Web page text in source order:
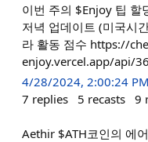
이번 주의 $Enjoy 팁 할
저녁 업데이트 (미국시
라 활동 점수 https://
enjoy.vercel.app/api/
4/28/2024, 2:00:24 PM
7 replies 5 recasts 9
Aethir $ATH코인의 에